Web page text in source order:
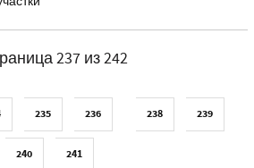
237 из 242
235 236 238 239
240 241